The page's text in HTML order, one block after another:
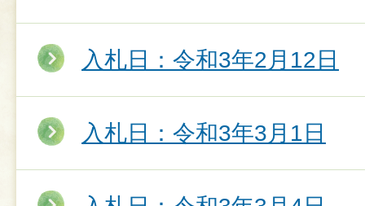
入札日：令和3年2月12日
入札日：令和3年3月1日